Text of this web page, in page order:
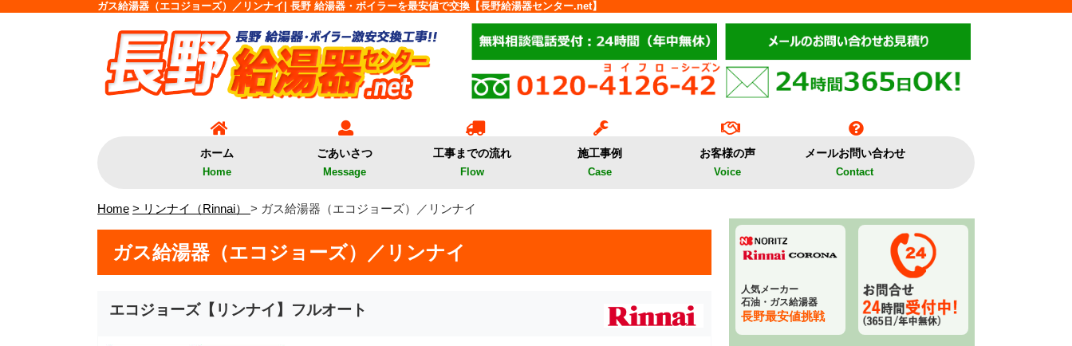
ガス給湯器（エコジョーズ）／リンナイ| 長野 給湯器・ボイラーを最安値で交換【長野給湯器センター.net】
ホーム
Home
ごあいさつ
Message
工事までの流れ
Flow
施工事例
Case
お客様の声
Voice
メールお問い合わせ
Contact
Home > リンナイ（Rinnai） > ガス給湯器（エコジョーズ）／リンナイ
ガス給湯器（エコジョーズ）／リンナイ
エコジョーズ【リンナイ】フルオート
人気メーカー
石油・ガス給湯器
長野最安値挑戦